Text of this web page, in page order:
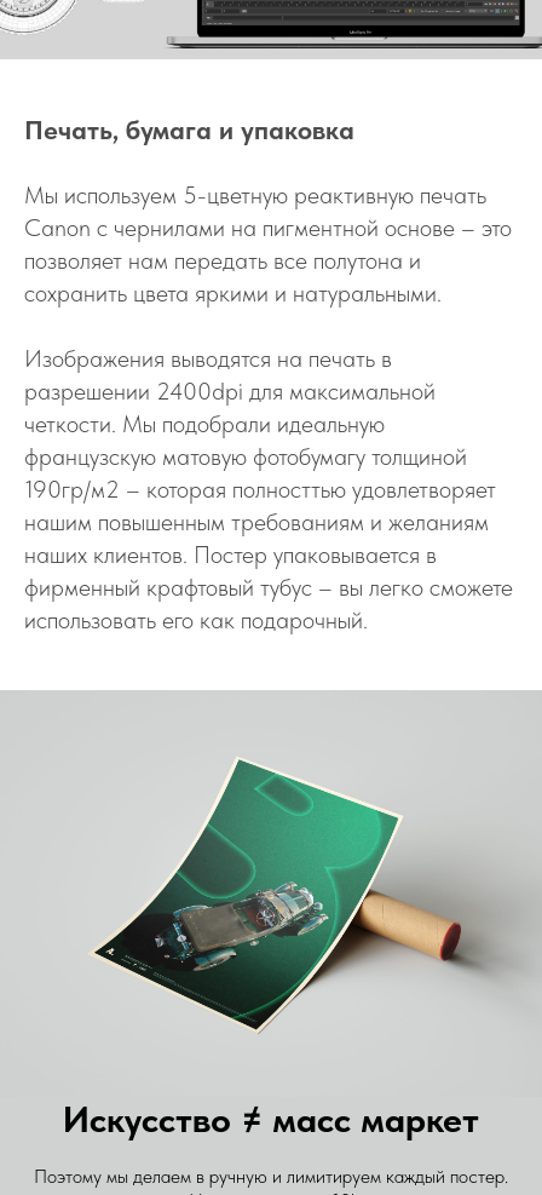
Печать, бумага и упаковка
Мы используем 5-цветную реактивную печать
Canon с чернилами на пигментной основе – это
позволяет нам передать все полутона и
сохранить цвета яркими и натуральными.
Изображения выводятся на печать в
разрешении 2400dpi для максимальной
четкости. Мы подобрали идеальную
французскую матовую фотобумагу толщиной
190гр/м2 – которая полносттью удовлетворяет
нашим повышенным требованиям и желаниям
наших клиентов. Постер упаковывается в
фирменный крафтовый тубус – вы легко сможете
использовать его как подарочный.
Искусство ≠ масс маркет
Поэтому мы делаем в ручную и лимитируем каждый постер.